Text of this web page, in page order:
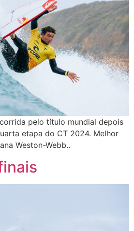
pelo título mundial depois
etapa do CT 2024. Melhor
Weston-Webb..